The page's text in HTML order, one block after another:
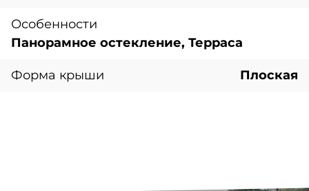
Особенности
Панорамное остекление, Терраса
Форма крыши Плоская